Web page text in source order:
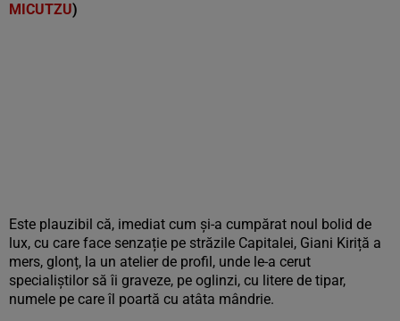
MICUTZU)
Este plauzibil că, imediat cum și-a cumpărat noul bolid de
lux, cu care face senzație pe străzile Capitalei, Giani Kiriță a
mers, glonț, la un atelier de profil, unde le-a cerut
specialiștilor să îi graveze, pe oglinzi, cu litere de tipar,
numele pe care îl poartă cu atâta mândrie.